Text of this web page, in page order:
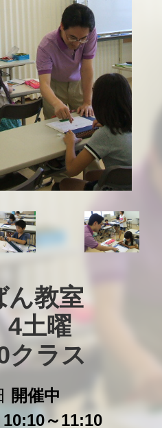
ん教室
4土曜
クラス
開催中
～11:10